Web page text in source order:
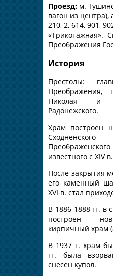
Проезд: м.
вагон из
210, 2, 614, 901,
«Трикотажная».
Преображения
История
Престолы:
Николая и
Радонежского.
Храм построен
известного с XIV в.
После закрытия
его каменный
XVI в. стал
В 1886-1888 гг. в
построен
кирпичный храм
В 1937 г. храм
гг. была
снесен купол.